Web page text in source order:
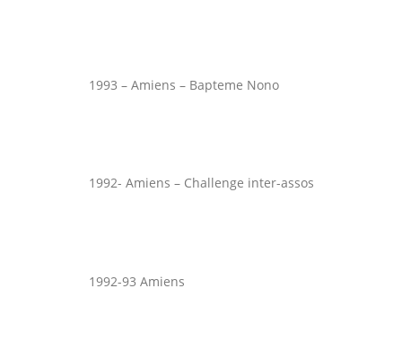
1993 – Amiens – Bapteme Nono
1992- Amiens – Challenge inter-assos
1992-93 Amiens